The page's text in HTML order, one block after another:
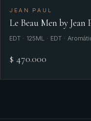
JEAN PAUL
Le Beau Men by Jean
EDT · 125ML · EDT ·
$ 470.000